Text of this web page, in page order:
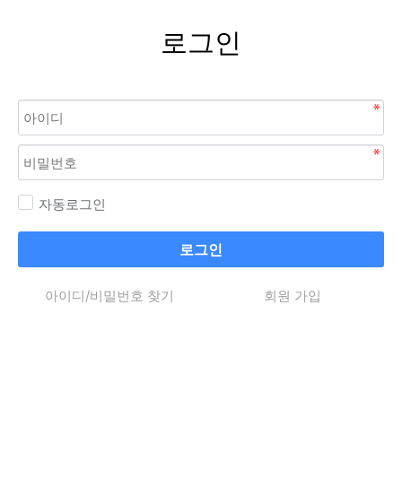
로그인
자동로그인
로그인
아이디/비밀번호 찾기 회원 가입